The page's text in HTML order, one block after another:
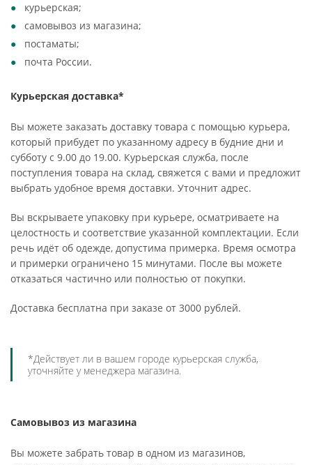
курьерская;
самовывоз из магазина;
постаматы;
почта России.
Курьерская доставка*
Вы можете заказать доставку товара с помощью курьера,
который прибудет по указанному адресу в будние дни и
субботу с 9.00 до 19.00. Курьерская служба, после
поступления товара на склад, свяжется с вами и предложит
выбрать удобное время доставки. Уточнит адрес.
Вы вскрываете упаковку при курьере, осматриваете на
целостность и соответствие указанной комплектации. Если
речь идёт об одежде, допустима примерка. Время осмотра
и примерки ограничено 15 минутами. После вы можете
отказаться частично или полностью от покупки.
Доставка бесплатна при заказе от 3000 рублей.
*Действует ли в вашем городе курьерская служба,
уточняйте у менеджера магазина.
Самовывоз из магазина
Вы можете забрать товар в одном из магазинов,